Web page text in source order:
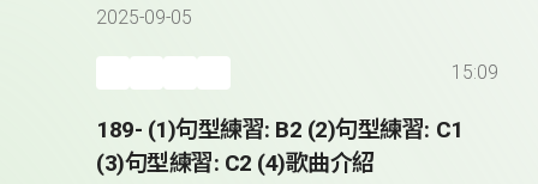
曲介紹
2025-09-05
15:09
189- (1)句型練習: B2 (2)句型練習: C1
(3)句型練習: C2 (4)歌曲介紹